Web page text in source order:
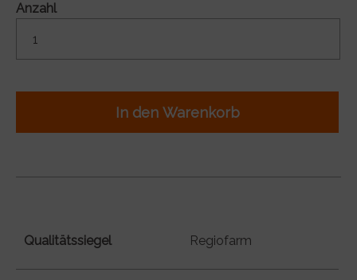
Anzahl
In den Warenkorb
Qualitätssiegel Regiofarm